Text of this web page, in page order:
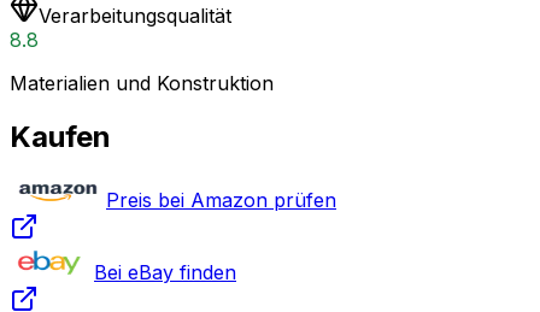
Verarbeitungsqualität
8.8
Materialien und Konstruktion
Kaufen
Preis bei Amazon prüfen
Bei eBay finden